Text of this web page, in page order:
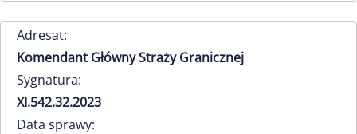
Adresat:
Komendant Główny Straży Granicznej
Sygnatura:
XI.542.32.2023
Data sprawy: